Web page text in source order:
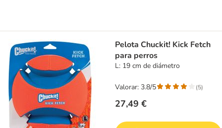
Pelota Chuckit! Kick Fetch
para perros
L: 19 cm de diámetro
27,49 €
Valorar: 3.8/5 (5)